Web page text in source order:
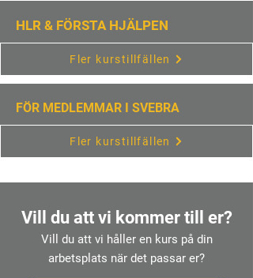
HLR & FÖRSTA HJÄLPEN
Fler kurstillfällen
FÖR MEDLEMMAR I SVEBRA
Fler kurstillfällen
Vill du att vi kommer till er?
Vill du att vi håller en kurs på din
arbetsplats när det passar er?